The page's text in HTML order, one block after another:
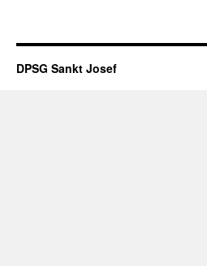
DPSG Sankt Josef